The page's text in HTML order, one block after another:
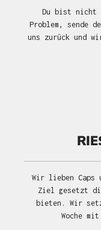
Du bist nicht
Problem, sende
uns zurück und
Wir lieben Caps
Ziel gesetzt
bieten. Wir
Woche